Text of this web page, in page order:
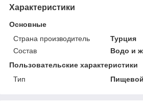
Характеристики
Основные
Страна производитель
Турция
Состав
Водо и
Пользовательские характеристики
Тип